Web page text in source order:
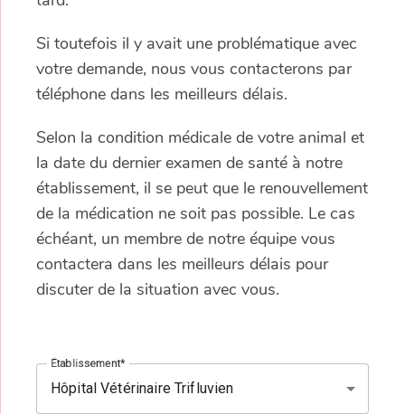
Si toutefois il y avait une problématique avec
votre demande, nous vous contacterons par
téléphone dans les meilleurs délais.
Selon la condition médicale de votre animal et
la date du dernier examen de santé à notre
établissement, il se peut que le renouvellement
de la médication ne soit pas possible. Le cas
échéant, un membre de notre équipe vous
contactera dans les meilleurs délais pour
discuter de la situation avec vous.
Établissement